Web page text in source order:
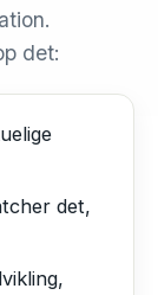
det:
det,